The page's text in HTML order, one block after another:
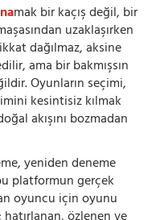
mak bir kaçış değil, bir
uzaklaşırken
dağılmaz, aksine
ama bir bakmışsın
Oyunların seçimi,
kesintisiz kılmak
akışını bozmadan
yeniden deneme
platformun gerçek
oyuncu için oyunu